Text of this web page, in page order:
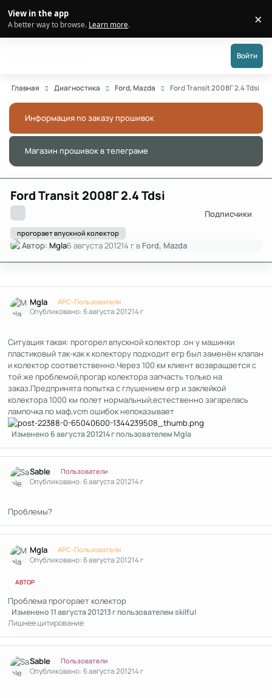
View in the app
A better way to browse. Learn more. ×
Войти
Главная Диагностика Ford, Mazda Ford Transit 2008Г 2.4 Tdsi
Информация по заказу прошивок
Магазин прошивок в телеграме
Ford Transit 2008Г 2.4 Tdsi
прогорает впускной колектор
Подписчики
Автор: Mgla6 августа 201214 г в Ford, Mazda
Mgla APC-Пользователи
Опубликовано:6 августа 201214 г
Ситуация такая: прогорел впускной колектор .он у машинки
пластиковый так-как к колектору подходит егр был заменён клапан
и колектор соответственно.Через 100 км клиент возвращается с
той же проблемой,прогар колектора запчасть только на
заказ.Предпринята попытка с глушением егр и заклейкой
колектора 1000 км полет нормальный,естественно загарелась
лампочка по маф,vcm ошибок непоказывает
Изменено 6 августа 201214 гпользователем Mgla
Sable Пользователи
Опубликовано:6 августа 201214 г
Проблемы?
Mgla APC-Пользователи
Опубликовано:6 августа 201214 г
АВТОР
Проблема прогорает колектор
Изменено11 августа 201213 гпользователем skilful
Лишнее цитирование
Sable Пользователи
Опубликовано:6 августа 201214 г